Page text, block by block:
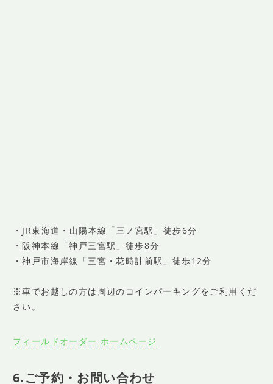
・JR東海道・山陽本線「三ノ宮駅」徒歩6分
・阪神本線「神戸三宮駅」徒歩8分
・神戸市海岸線「三宮・花時計前駅」徒歩12分
※車でお越しの方は周辺のコインパーキングをご利用くだ
さい。
フィールドオーダー ホームページ
6.ご予約・お問い合わせ